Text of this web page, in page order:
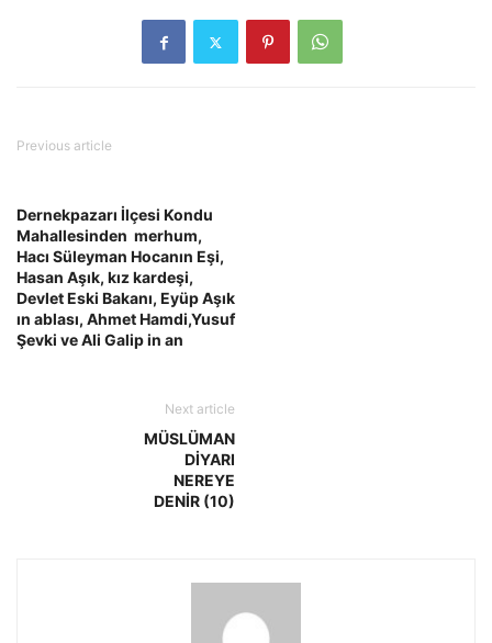
Previous article
Dernekpazarı İlçesi Kondu
Mahallesinden merhum,
Hacı Süleyman Hocanın Eşi,
Hasan Aşık, kız kardeşi,
Devlet Eski Bakanı, Eyüp Aşık
ın ablası, Ahmet Hamdi,Yusuf
Şevki ve Ali Galip in an
Next article
MÜSLÜMAN
DİYARI
NEREYE
DENİR (10)